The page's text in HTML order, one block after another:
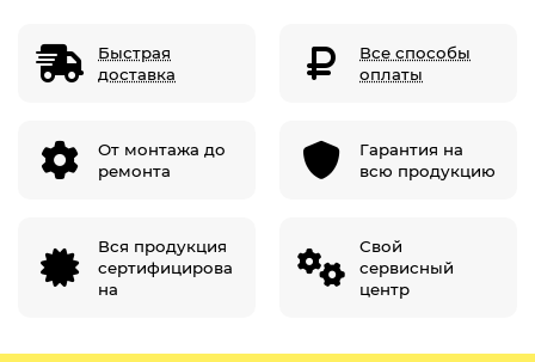
Быстрая
доставка
Все способы
оплаты
От монтажа до
ремонта
Гарантия на
всю продукцию
Вся продукция
сертифицирова
на
Свой
сервисный
центр